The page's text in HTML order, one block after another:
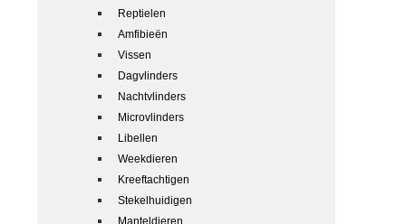
Reptielen
Amfibieën
Vissen
Dagvlinders
Nachtvlinders
Microvlinders
Libellen
Weekdieren
Kreeftachtigen
Stekelhuidigen
Manteldieren